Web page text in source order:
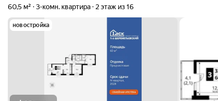
60,5 м²
3-комн. квартира 2 этаж из 16
новостройка